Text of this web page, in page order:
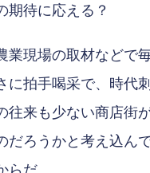
期待に応える？
業現場の取材などで
に拍手喝采で、時代
往来も少ない商店街
だろうかと考え込ん
だ。